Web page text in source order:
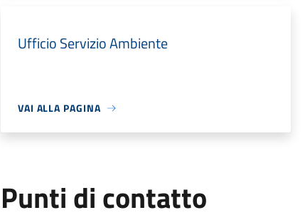
Ufficio Servizio Ambiente
VAI ALLA PAGINA
Punti di contatto